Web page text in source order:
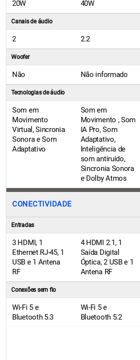
20W 40W
Canais de áudio
2 2.2
Woofer
Não Não informado
Tecnologias de áudio
Som em
Movimento
Virtual, Sincronia
Sonora e Som
Adaptativo
Som em
Movimento , Som
IA Pro, Som
Adaptativo,
Inteligência de
som antiruído,
Sincronia Sonora
e Dolby Atmos
CONECTIVIDADE
Entradas
3 HDMI, 1
Ethernet RJ-45, 1
USB e 1 Antena
RF
4 HDMI 2.1, 1
Saída Digital
Óptica, 2 USB e 1
Antena RF
Conexões sem fio
Wi-Fi 5 e
Bluetooth 5.3
Wi-Fi 5 e
Bluetooth 5.2